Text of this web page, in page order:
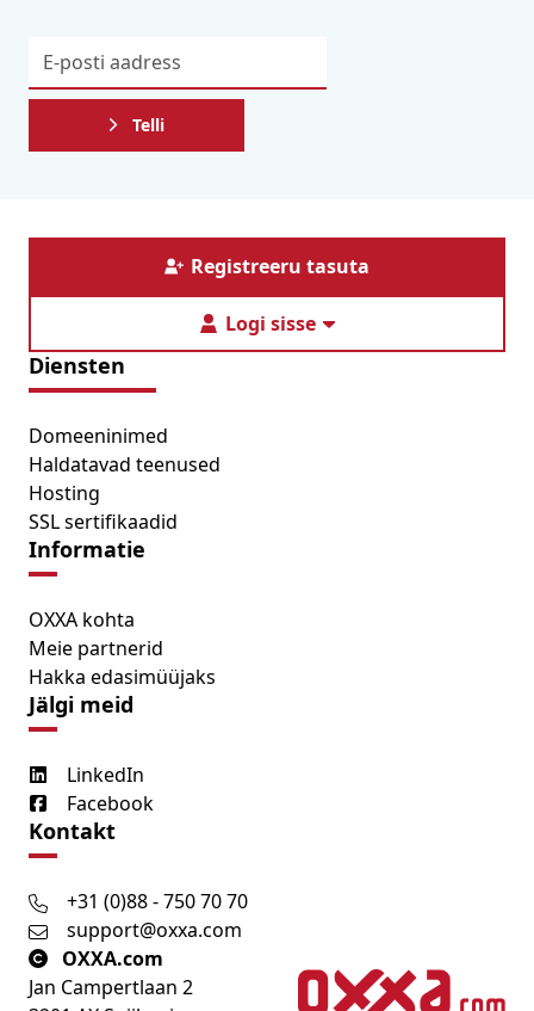
Telli
Registreeru tasuta
Logi sisse
Diensten
Domeeninimed
Haldatavad teenused
Hosting
SSL sertifikaadid
Informatie
OXXA kohta
Meie partnerid
Hakka edasimüüjaks
Jälgi meid
LinkedIn
Facebook
Kontakt
+31 (0)88 - 750 70 70
support@oxxa.com
OXXA.com
Jan Campertlaan 2